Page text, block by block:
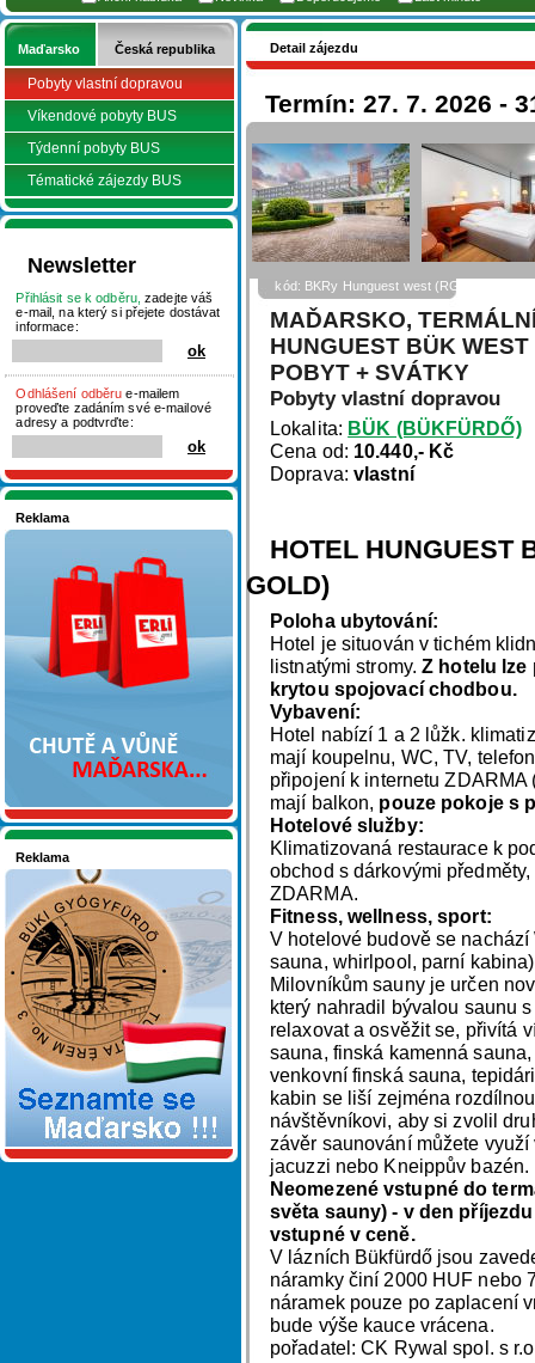
Maďarsko Česká republika
Pobyty vlastní dopravou
Víkendové pobyty BUS
Týdenní pobyty BUS
Tématické zájezdy BUS
Newsletter
Přihlásit se k odběru, zadejte váš
e-mail, na který si přejete dostávat
informace:
Odhlášení odběru e-mailem
proveďte zadáním své e-mailové
adresy a podtvrďte:
Reklama
Reklama
Seznamete se - Maďarsko
Detail zájezdu
Termín: 27. 7. 2026 -
kód: BKRy Hunguest west (RGold)
MAĎARSKO,
HUNGUEST BÜK
POBYT + SVÁTKY
Pobyty vlastní dopravou
Lokalita: BÜK (BÜKFÜRDŐ)
Cena od: 10.440,- Kč
Doprava:vlastní
HOTEL HUNGUEST
GOLD)
Poloha ubytování:
Hotel je situován v tichém
listnatými stromy.Z hotelu lze
krytou spojovací chodbou.
Vybavení:
Hotel nabízí 1 a 2 lůžk.
mají koupelnu, WC, TV,
připojení k internetu
mají balkon, pouze pokoje s
Hotelové služby:
Klimatizovaná restaurace k
obchod s dárkovými
ZDARMA.
Fitness, wellness, sport:
V hotelové budově se
sauna, whirlpool, parní
Milovníkům sauny je určen
který nahradil bývalou saunu
relaxovat a osvěžit se, přivítá
sauna, finská kamenná
venkovní finská sauna,
kabin se liší zejména
návštěvníkovi, aby si zvolil
závěr saunování můžete
jacuzzi nebo Kneippův bazén.
Neomezené vstupné do
světa sauny) - v den
vstupné v ceně.
V lázních Bükfürdő jsou
náramky činí 2000 HUF nebo
náramek pouze po zaplacení
bude výše kauce vrácena.
pořadatel: CK Rywal spol. s